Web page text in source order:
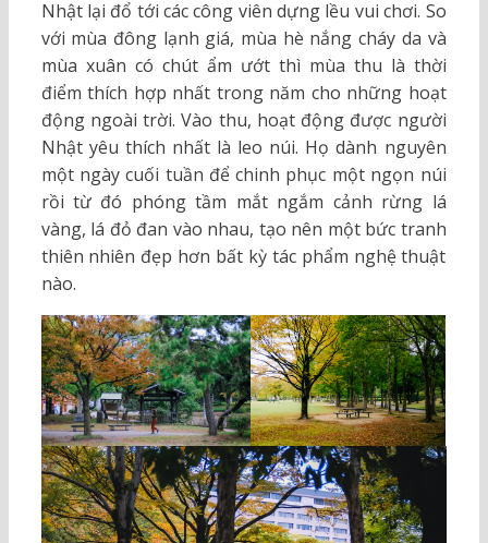
Nhật lại đổ tới các công viên dựng lều vui chơi. So
với mùa đông lạnh giá, mùa hè nắng cháy da và
mùa xuân có chút ẩm ướt thì mùa thu là thời
điểm thích hợp nhất trong năm cho những hoạt
động ngoài trời. Vào thu, hoạt động được người
Nhật yêu thích nhất là leo núi. Họ dành nguyên
một ngày cuối tuần để chinh phục một ngọn núi
rồi từ đó phóng tầm mắt ngắm cảnh rừng lá
vàng, lá đỏ đan vào nhau, tạo nên một bức tranh
thiên nhiên đẹp hơn bất kỳ tác phẩm nghệ thuật
nào.